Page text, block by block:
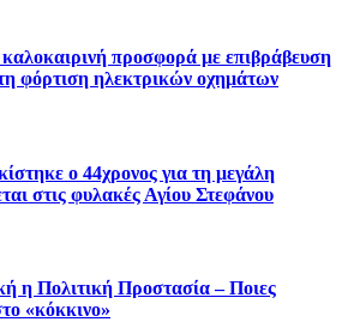
προσφορά με επιβράβευση
φόρτιση ηλεκτρικών οχημάτων
ο 44χρονος για τη μεγάλη
στις φυλακές Αγίου Στεφάνου
η Πολιτική Προστασία – Ποιες
«κόκκινο»